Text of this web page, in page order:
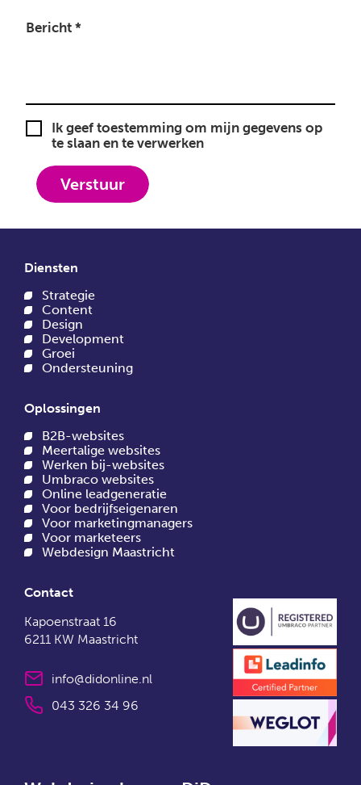
Bericht *
Ik geef toestemming om mijn gegevens op
te slaan en te verwerken
Contact
Kapoenstraat 16
6211 KW Maastricht
info@didonline.nl
043 326 34 96
Diensten
Strategie
Content
Design
Development
Groei
Ondersteuning
Oplossingen
B2B-websites
Meertalige websites
Werken bij-websites
Umbraco websites
Online leadgeneratie
Voor bedrijfseigenaren
Voor marketingmanagers
Voor marketeers
Webdesign Maastricht